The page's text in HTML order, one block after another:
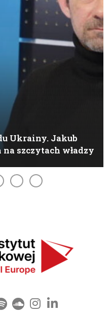
Ukrainy. Jakub
szczytach władzy